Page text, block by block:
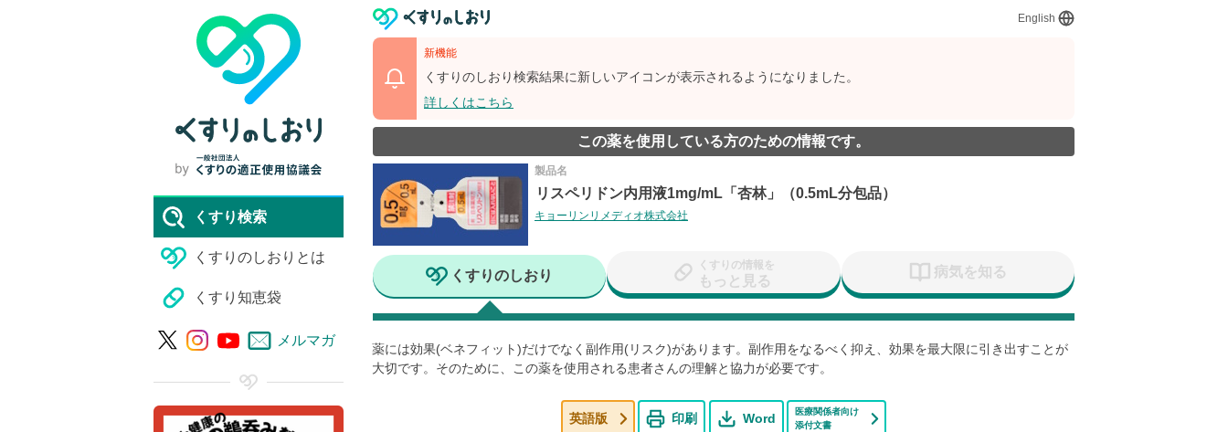
English
新機能
くすりのしおり検索結果に新しいアイコンが表示されるようになりました。
詳しくはこちら
この薬を使用している方のための情報です。
くすり検索
くすりのしおりとは
くすり知恵袋
メルマガ
製品名
リスペリドン内用液1mg/mL「杏林」（0.5mL分包品）
キョーリンリメディオ株式会社
くすりのしおり
くすりの情報を
もっと見る
病気を知る
薬には効果(ベネフィット)だけでなく副作用(リスク)があります。副作用をなるべく抑え、効果を最大限に引き出すことが
大切です。そのために、この薬を使用される患者さんの理解と協力が必要です。
英語版 印刷 Word
医療関係者向け
添付文書